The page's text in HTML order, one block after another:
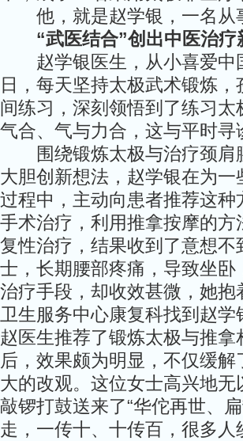
他，就是赵学银，一名从
“武医结合”创出中医治疗
赵学银医生，从小喜爱中
日，每天坚持太极武术锻炼，
间练习，深刻领悟到了练习
气合、气与力合，这与平时
围绕锻炼太极与治疗颈肩
大胆创新想法，赵学银在为
过程中，主动向患者推荐这
手术治疗，利用推拿按摩的
复性治疗，结果收到了意想
士，长期腰部疼痛，导致坐
治疗手段，却收效甚微，她
卫生服务中心康复科找到赵
赵医生推荐了锻炼太极与推
后，效果颇为明显，不仅缓
大的改观。这位女士高兴地
敲锣打鼓送来了“华佗再世、
走，一传十、十传百，很多